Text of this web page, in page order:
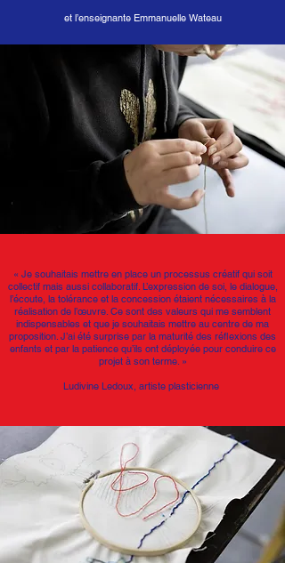
et l’enseignante Emmanuelle Wateau
« Je souhaitais mettre en place un processus créatif qui soit
collectif mais aussi collaboratif. L’expression de soi, le dialogue,
l’écoute, la tolérance et la concession étaient nécessaires à la
réalisation de l’œuvre. Ce sont des valeurs qui me semblent
indispensables et que je souhaitais mettre au centre de ma
proposition. J’ai été surprise par la maturité des réﬂexions des
enfants et par la patience qu’ils ont déployée pour conduire ce
projet à son terme. »
Ludivine Ledoux, artiste plasticienne